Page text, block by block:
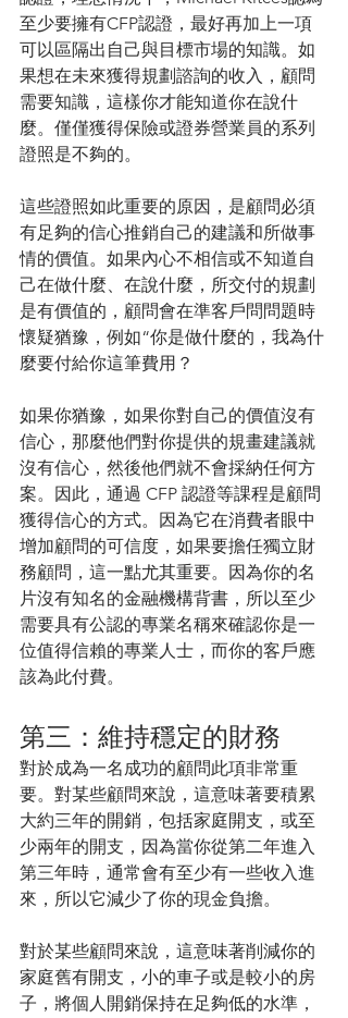
至少要擁有CFP認證，最好再加上一項
可以區隔出自己與目標市場的知識。如
果想在未來獲得規劃諮詢的收入，顧問
需要知識，這樣你才能知道你在說什
麼。僅僅獲得保險或證券營業員的系列
證照是不夠的。
這些證照如此重要的原因，是顧問必須
有足夠的信心推銷自己的建議和所做事
情的價值。如果內心不相信或不知道自
己在做什麼、在說什麼，所交付的規劃
是有價值的，顧問會在準客戶問問題時
懷疑猶豫，例如“你是做什麼的，我為什
麼要付給你這筆費用？
如果你猶豫，如果你對自己的價值沒有
信心，那麼他們對你提供的規畫建議就
沒有信心，然後他們就不會採納任何方
案。因此，通過 CFP 認證等課程是顧問
獲得信心的方式。因為它在消費者眼中
增加顧問的可信度，如果要擔任獨立財
務顧問，這一點尤其重要。因為你的名
片沒有知名的金融機構背書，所以至少
需要具有公認的專業名稱來確認你是一
位值得信賴的專業人士，而你的客戶應
該為此付費。
第三：維持穩定的財務
對於成為一名成功的顧問此項非常重
要。對某些顧問來說，這意味著要積累
大約三年的開銷，包括家庭開支，或至
少兩年的開支，因為當你從第二年進入
第三年時，通常會有至少有一些收入進
來，所以它減少了你的現金負擔。
對於某些顧問來說，這意味著削減你的
家庭舊有開支，小的車子或是較小的房
子，將個人開銷保持在足夠低的水準，